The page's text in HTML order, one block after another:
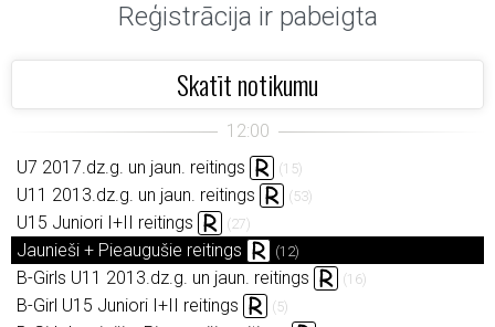
Reģistrācija ir pabeigta
Skatīt notikumu
U7 2017.dz.g. un jaun. reitings (15)
U11 2013.dz.g. un jaun. reitings (53)
U15 Juniori I+II reitings (27)
Jaunieši + Pieaugušie reitings (12)
B-Girls U11 2013.dz.g. un jaun. reitings (16)
B-Girl U15 Juniori I+II reitings (5)